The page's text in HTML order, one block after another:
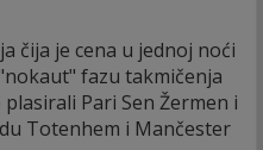
čija je cena u jednoj noći
fazu takmičenja
Pari Sen Žermen i
Totenhem i Mančester